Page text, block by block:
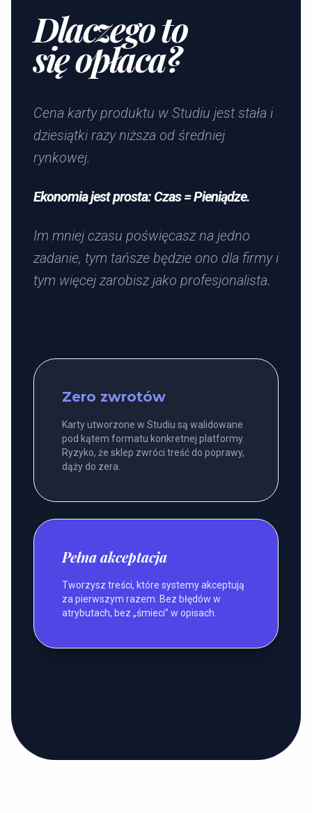
Dlaczego to
się opłaca?
Cena karty produktu w Studiu jest stała i
dziesiątki razy niższa od średniej
rynkowej.
Ekonomia jest prosta: Czas = Pieniądze.
Im mniej czasu poświęcasz na jedno
zadanie, tym tańsze będzie ono dla firmy i
tym więcej zarobisz jako profesjonalista.
Zero zwrotów
Karty utworzone w Studiu są walidowane
pod kątem formatu konkretnej platformy.
Ryzyko, że sklep zwróci treść do poprawy,
dąży do zera.
Pełna akceptacja
Tworzysz treści, które systemy akceptują
za pierwszym razem. Bez błędów w
atrybutach, bez „śmieci” w opisach.